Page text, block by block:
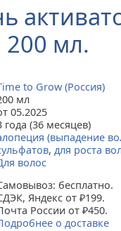
200 мл.
to Grow (Россия)
мл
05.2025
года (36 месяцев)
(выпадение
,для роста
волос
бесплатно.
Яндекс от ₽199.
России от ₽450.
о доставке